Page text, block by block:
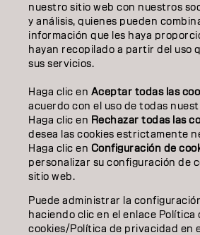
EDUCACIÓN
SOBRE NOSOTROS
CONTACTO
Aviso legalPolítica de privacidad
Condiciones de usoAccesibilidad
Compromiso con la sostenibilidad
ES | Spanish
nuestro sitio web con nuestros
y análisis, quienes pueden
información que les haya
hayan recopilado a partir del uso
sus servicios.
Haga clic en Aceptar todas las
acuerdo con el uso de todas
Haga clic en Rechazar todas las
desea las cookies estrictamente
Haga clic en Configuración de
personalizar su configuración de
sitio web.
Puede administrar la
haciendo clic en el enlace Política
cookies/Política de privacidad en